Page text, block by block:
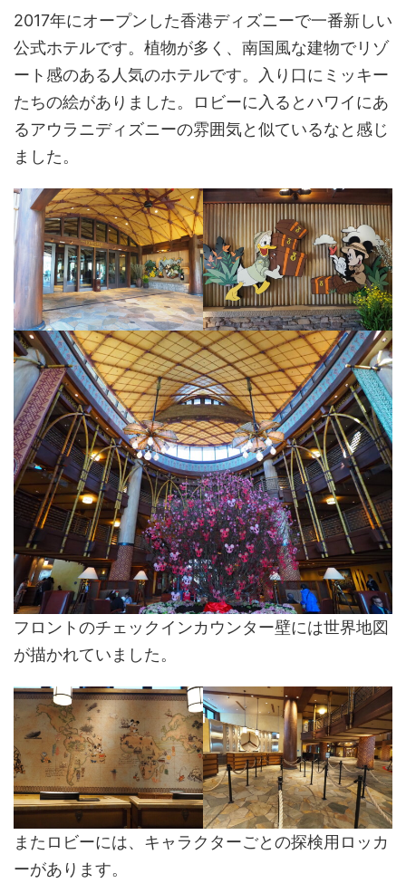
2017年にオープンした香港ディズニーで一番新しい
公式ホテルです。植物が多く、南国風な建物でリゾ
ート感のある人気のホテルです。入り口にミッキー
たちの絵がありました。ロビーに入るとハワイにあ
るアウラニディズニーの雰囲気と似ているなと感じ
ました。
フロントのチェックインカウンター壁には世界地図
が描かれていました。
またロビーには、キャラクターごとの探検用ロッカ
ーがあります。